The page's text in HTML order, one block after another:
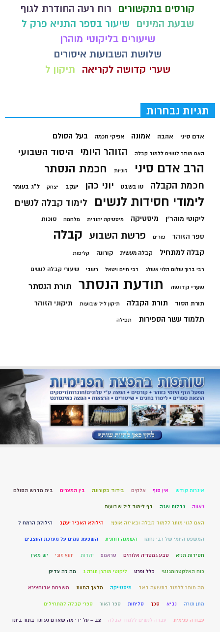
קורסים בתקשורים
רוח רעה החודרת לגוף
שבעת המינים
שיעור בספר התניא פרק ל
שיעורים בליקוטי מוהרן
שלושת השבועות איסורים
שערי קדושה לקריאה
תיקון ל
תגיות נבחרות
אדם סיני אהבה אמונה אפיקי חכמה בעל הסולם
האם מותר לנשים ללמוד קבלה הזוהר היומי היסוד השבועי
הרב אדם סיני זוגיות חכמת הנסתר
חכמת הקבלה טו בשבט יוני כהן יעקב יצחק ל"ג בעומר
לימודי חסידות לנשים לימוד קבלה לנשים
ליקוטי מוהר"ן מיסטיקה מיסטיקה יהודית מלחמה סוכות
ספר הזוהר פורים פרשת השבוע קבלה
קבלה למתחיל קבלה מעשית קורונה קליפות
רבי ברוך שלום הלוי אשלג רבי חיים ויטאל רשבי שיעורי קבלה לנשים
שערי קדושה תודעת הנסתר תורת הנסתר
תורת הסוד תורת הקבלה תיקון ליל שבועות תיקוני הזוהר
תלמוד עשר הספירות תפילה
איגרות קודש אין סוף אלקים בידוד בקורונה בין המצרים בית מדרש הסולם
גאווה גדלות שגה דף לימוד ליל שבועות
האם לגוי מותר ללמוד קבלה ובאיזה אופן? הילולא האביר יעקב הילולת הרמח ל
המשפט היומי של רבי נחמן השמנה רוחנית השפעת סמים על מערכת העצבים
חסידות תניא טבע גמטריה אלוהים טראמפ יהדות יועץ זוגי יש מאין
כוח האלקטרומגנטי כלל ופרט ליקוטי מוהרן תורה ג מה זה צדיק
מה מותר ללמוד בתשעה באב מיסטייקה מלאך המוות משפחת אבוחצירא
מתן תורה נביא סכך סליחות ספר האור ספרי קבלה למתחילים
עבודה פנימית עברה לנשים ללמוד קבלה צב – על ידי מה שאדם נע ונד בתוך ביתו